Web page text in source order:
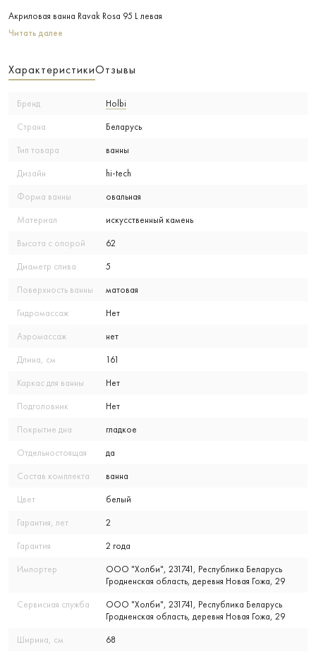
Акриловая ванна Ravak Rosa 95 L левая
Читать далее
ХарактеристикиОтзывы
Бренд Holbi
Страна Беларусь
Тип товара ванны
Дизайн hi-tech
Форма ванны овальная
Материал искусственный камень
Высота с опорой 62
Диаметр слива 5
Поверхность ванны матовая
Гидромассаж Нет
Аэромассаж нет
Длина, см 161
Каркас для ванны Нет
Подголовник Нет
Покрытие дна гладкое
Отдельностоящая да
Состав комплекта ванна
Цвет белый
Гарантия, лет 2
Гарантия 2 года
Импортер
ООО "Холби", 231741, Республика Беларусь
Гродненская область, деревня Новая Гожа, 29
Сервисная служба
ООО "Холби", 231741, Республика Беларусь
Гродненская область, деревня Новая Гожа, 29
Ширина, см 68